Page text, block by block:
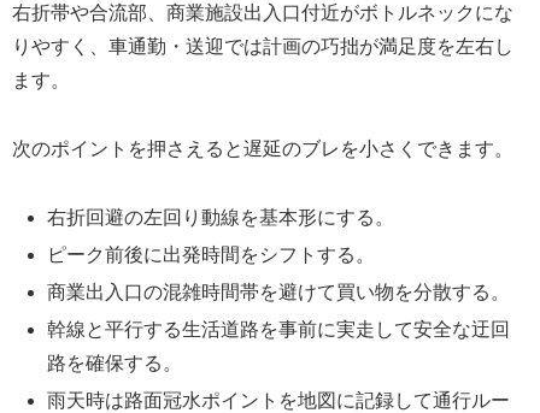
右折帯や合流部、商業施設出入口付近がボトルネックにな
りやすく、車通勤・送迎では計画の巧拙が満足度を左右し
ます。
次のポイントを押さえると遅延のブレを小さくできます。
右折回避の左回り動線を基本形にする。
ピーク前後に出発時間をシフトする。
商業出入口の混雑時間帯を避けて買い物を分散する。
幹線と平行する生活道路を事前に実走して安全な迂回
路を確保する。
雨天時は路面冠水ポイントを地図に記録して通行ルー